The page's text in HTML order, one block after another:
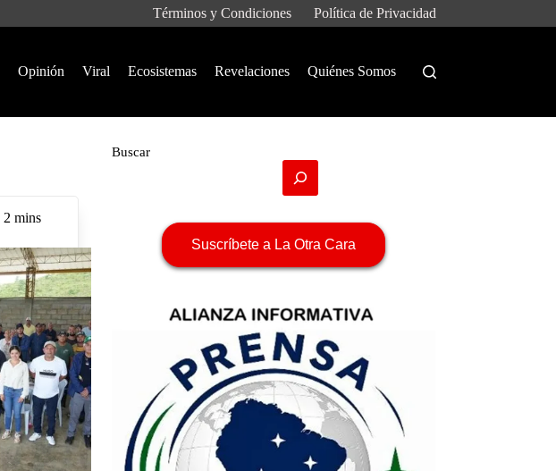
Términos y Condiciones Política de Privacidad
Opinión Viral Ecosistemas Revelaciones Quiénes Somos
2 mins
Buscar
Suscríbete a La Otra Cara